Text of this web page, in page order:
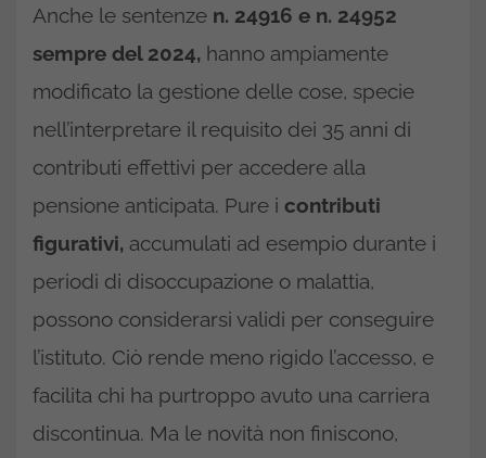
Anche le sentenze n. 24916 e n. 24952
sempre del 2024, hanno ampiamente
modificato la gestione delle cose, specie
nell’interpretare il requisito dei 35 anni di
contributi effettivi per accedere alla
pensione anticipata. Pure i contributi
figurativi, accumulati ad esempio durante i
periodi di disoccupazione o malattia,
possono considerarsi validi per conseguire
l’istituto. Ciò rende meno rigido l’accesso, e
facilita chi ha purtroppo avuto una carriera
discontinua. Ma le novità non finiscono,